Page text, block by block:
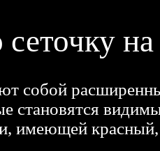
на
собой
становятся
имеющей